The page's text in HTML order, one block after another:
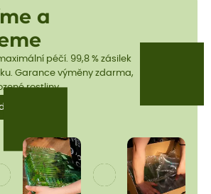
a
péčí. 99,8 % zásilek
Garance výměny zdarma,
rostliny.